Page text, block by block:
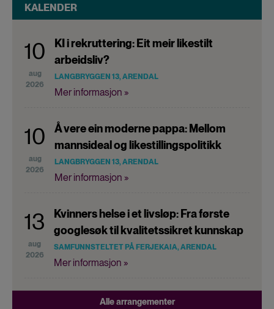
KALENDER
10
aug
2026
KI i rekruttering: Eit meir likestilt
arbeidsliv?
LANGBRYGGEN 13, ARENDAL
Mer informasjon »
10
aug
2026
Å vere ein moderne pappa: Mellom
mannsideal og likestillingspolitikk
LANGBRYGGEN 13, ARENDAL
Mer informasjon »
13
aug
2026
Kvinners helse i et livsløp: Fra første
googlesøk til kvalitetssikret kunnskap
SAMFUNNSTELTET PÅ FERJEKAIA, ARENDAL
Mer informasjon »
Alle arrangementer